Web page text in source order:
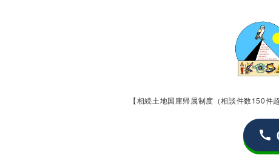
【相続土地国庫帰属制度（相談件数150